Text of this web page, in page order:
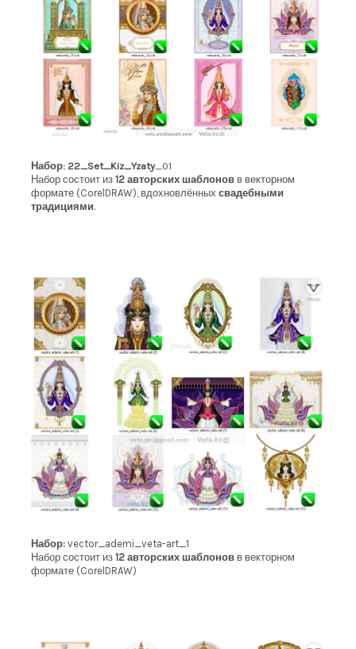
Набор: 22_Set_Kiz_Yzaty_01
Набор состоит из12 авторских шаблонов в векторном
формате (CorelDRAW), вдохновлённыхсвадебными
традициями.
Набор:vector_ademi_veta-art_1
Набор состоит из12 авторских шаблонов в векторном
формате (CorelDRAW)